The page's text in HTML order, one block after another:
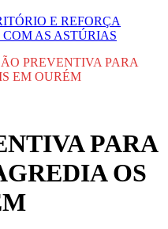
E REFORÇA
AS ASTÚRIAS
PREVENTIVA PARA
EM OURÉM
PARA
OS